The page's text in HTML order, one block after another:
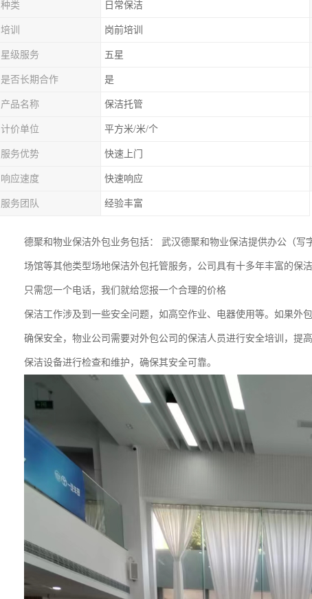
种类 日常保洁
培训 岗前培训
星级服务 五星
是否长期合作 是
产品名称 保洁托管
计价单位 平方米/米/个
服务优势 快速上门
响应速度 快速响应
服务团队 经验丰富
德聚和物业保洁外包业务包括： 武汉德聚和物业保洁提供办公（
场馆等其他类型场地保洁外包托管服务，公司具有十多年丰富的保
只需您一个电话，我们就给您报一个合理的价格
保洁工作涉及到一些安全问题，如高空作业、电器使用等。如果外
确保安全，物业公司需要对外包公司的保洁人员进行安全培训，提
保洁设备进行检查和维护，确保其安全可靠。